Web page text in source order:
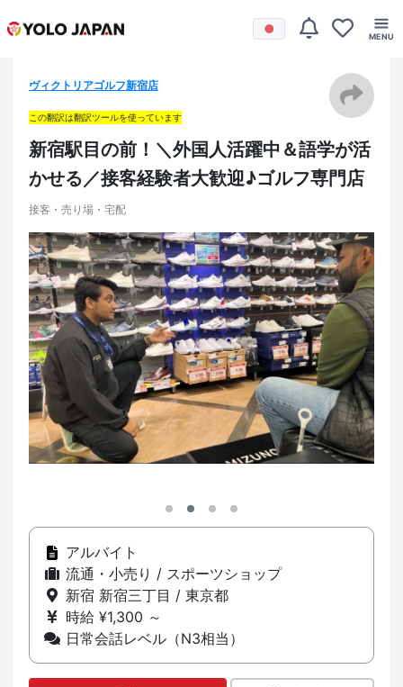
ヴィクトリアゴルフ新宿店
この翻訳は翻訳ツールを使っています
新宿駅目の前！＼外国人活躍中＆語学が活
かせる／接客経験者大歓迎♪ゴルフ専門店
接客・売り場・宅配
アルバイト
流通・小売り / スポーツショップ
新宿 新宿三丁目 / 東京都
時給 ¥1,300 ～
日常会話レベル（N3相当）